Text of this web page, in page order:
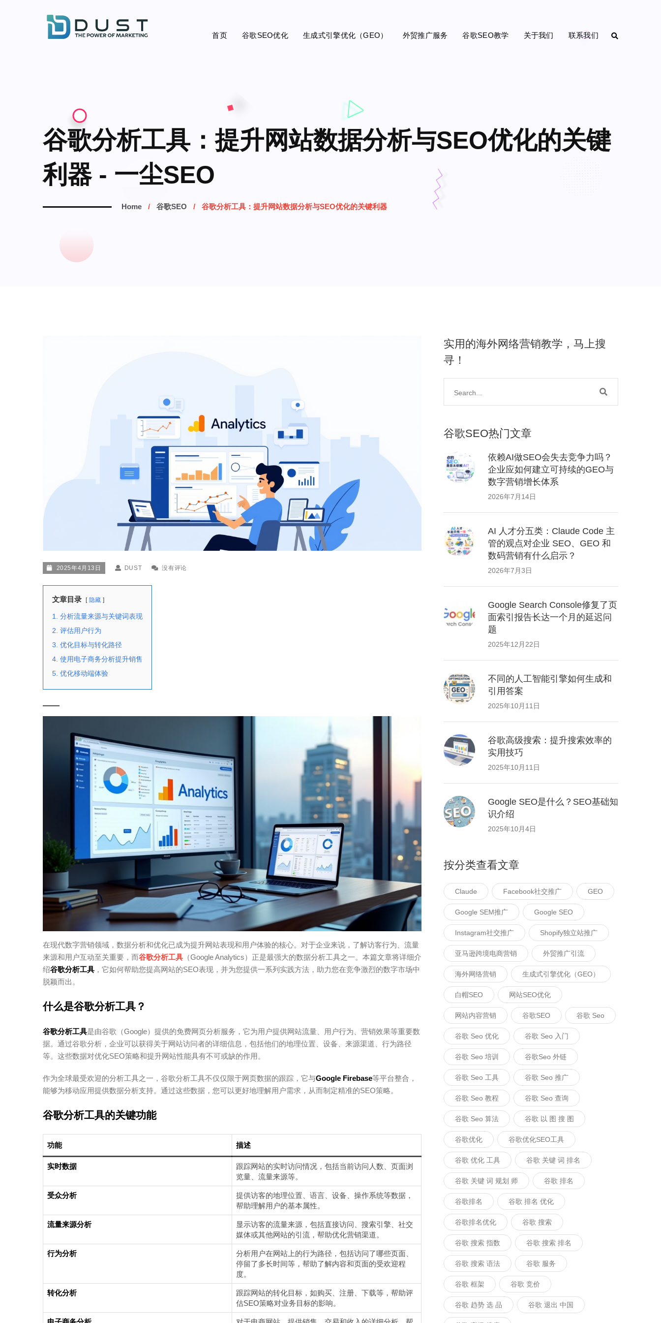
首页 谷歌SEO优化 生成式引擎优化（GEO） 外贸推广服务 谷歌SEO教学 关于我们 联系我们
谷歌分析工具：提升网站数据分析与SEO优化的关键
利器 - 一尘SEO
Home 谷歌SEO 谷歌分析工具：提升网站数据分析与SEO优化的关键利器
2025年4月13日 DUST 没有评论
文章目录 隐藏
1. 分析流量来源与关键词表现
2. 评估用户行为
3. 优化目标与转化路径
4. 使用电子商务分析提升销售
5. 优化移动端体验
在现代数字营销领域，数据分析和优化已成为提升网站表现和用户体验的核心。对于企业来说，了解访客行为、流量
来源和用户互动至关重要，而谷歌分析工具 （Google Analytics）正是最强大的数据分析工具之一。本篇文章将详细介
绍谷歌分析工具 ，它如何帮助您提高网站的SEO表现，并为您提供一系列实践方法，助力您在竞争激烈的数字市场中
脱颖而出。
什么是谷歌分析工具？
谷歌分析工具是由谷歌（Google）提供的免费网页分析服务，它为用户提供网站流量、用户行为、营销效果等重要数
据。通过谷歌分析，企业可以获得关于网站访问者的详细信息，包括他们的地理位置、设备、来源渠道、行为路径
等。这些数据对优化SEO策略和提升网站性能具有不可或缺的作用。
作为全球最受欢迎的分析工具之一，谷歌分析工具不仅仅限于网页数据的跟踪，它与Google Firebase等平台整合，
能够为移动应用提供数据分析支持。通过这些数据，您可以更好地理解用户需求，从而制定精准的SEO策略。
谷歌分析工具的关键功能
功能 描述
实时数据
跟踪网站的实时访问情况，包括当前访问人数、页面浏
览量、流量来源等。
受众分析
提供访客的地理位置、语言、设备、操作系统等数据，
帮助理解用户的基本属性。
流量来源分析
显示访客的流量来源，包括直接访问、搜索引擎、社交
媒体或其他网站的引流，帮助优化营销渠道。
行为分析
分析用户在网站上的行为路径，包括访问了哪些页面、
停留了多长时间等，帮助了解内容和页面的受欢迎程
度。
转化分析
跟踪网站的转化目标，如购买、注册、下载等，帮助评
估SEO策略对业务目标的影响。
实用的海外网络营销教学，马上搜
寻！
谷歌SEO热门文章
依赖AI做SEO会失去竞争力吗？
企业应如何建立可持续的GEO与
数字营销增长体系
2026年7月14日
AI 人才分五类：Claude Code 主
管的观点对企业 SEO、GEO 和
数码营销有什么启示？
2026年7月3日
Google Search Console修复了页
面索引报告长达一个月的延迟问
题
2025年12月22日
不同的人工智能引擎如何生成和
引用答案
2025年10月11日
谷歌高级搜索：提升搜索效率的
实用技巧
2025年10月11日
Google SEO是什么？SEO基础知
识介绍
2025年10月4日
按分类查看文章
Claude Facebook社交推广 GEO
Google SEM推广 Google SEO
Instagram社交推广 Shopify独立站推广
亚马逊跨境电商营销 外贸推广引流
海外网络营销 生成式引擎优化（GEO）
白帽SEO 网站SEO优化
网站内容营销 谷歌SEO 谷歌 Seo
谷歌 Seo 优化 谷歌 Seo 入门
谷歌 Seo 培训 谷歌seo 外链
谷歌 Seo 工具 谷歌 Seo 推广
谷歌 Seo 教程 谷歌 Seo 查询
谷歌 Seo 算法 谷歌 以 图 搜 图
谷歌优化 谷歌优化SEO工具
谷歌 优化 工具 谷歌 关键 词 排名
谷歌 关键 词 规划 师 谷歌 排名
谷歌排名 谷歌 排名 优化
谷歌排名优化 谷歌 搜索
谷歌 搜索 指数 谷歌 搜索 排名
谷歌 搜索 语法 谷歌 服务
谷歌 框架 谷歌 竞价
谷歌 趋势 选 品 谷歌 退出 中国